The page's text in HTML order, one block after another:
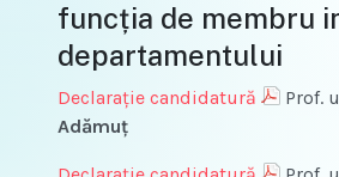
funcția de membru
departamentului
Declarație candidatură Prof.
Adămuţ